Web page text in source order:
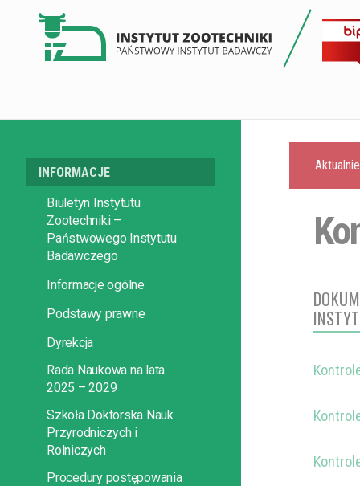
INFORMACJE
Biuletyn Instytutu
Zootechniki –
Państwowego Instytutu
Badawczego
Informacje ogólne
Podstawy prawne
Dyrekcja
Rada Naukowa na lata
2025 – 2029
Szkoła Doktorska Nauk
Przyrodniczych i
Rolniczych
Procedury postępowania